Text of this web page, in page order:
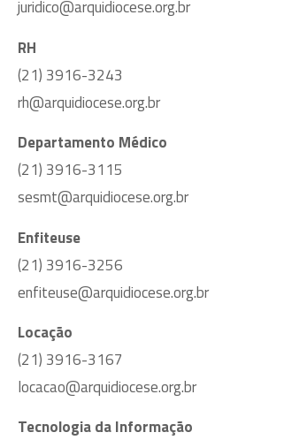
juridico@arquidiocese.org.br
RH
(21) 3916-3243
rh@arquidiocese.org.br
Departamento Médico
(21) 3916-3115
sesmt@arquidiocese.org.br
Enfiteuse
(21) 3916-3256
enfiteuse@arquidiocese.org.br
Locação
(21) 3916-3167
locacao@arquidiocese.org.br
Tecnologia da Informação